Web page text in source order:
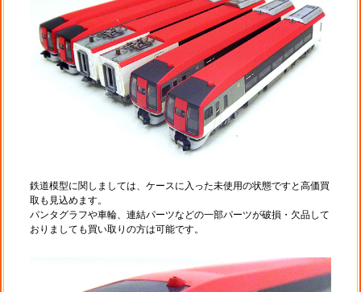
鉄道模型に関しましては、ケースに入った未使用の状態ですと高価買
取も見込めます。
パンタグラフや車輪、連結パーツなどの一部パーツが破損・欠品して
おりましても買い取りの方は可能です。